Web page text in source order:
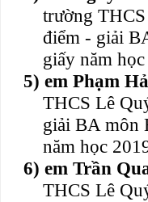
trường
điểm - giải
giấy năm
5) em Phạm
THCS Lê
giải BA môn
năm học
6) em Trần
THCS Lê